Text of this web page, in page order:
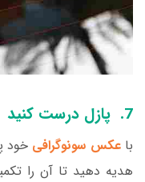
7. پازل درست کنید
با عکس سونوگرافی خود
هدیه دهید تا آن را